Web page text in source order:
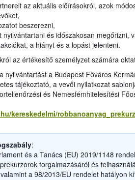
az aktuális előírásokról, azok
beszerezni,
nyilvántartani és időszakosan megőrizni,
a hiányt és a lopást jelenteni.
az értékesítő személyzet számára
nyilvántartást a Budapest Főváros
tájékoztató, a vevői nyilatkozat
és Nemesfémhitelesítési
kereskedelmi/
:
és a Tanács (EU) 2019/1148
forgalmazásáról és
a 98/2013/EU rendelet hatályon